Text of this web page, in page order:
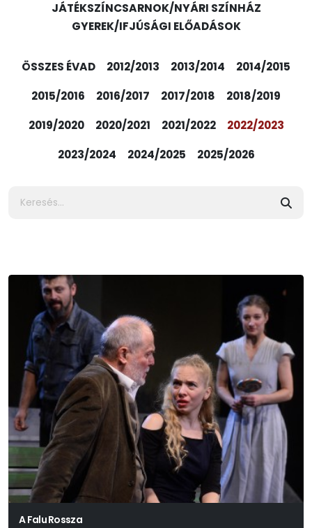
JÁTÉKSZÍNCSARNOK/NYÁRI SZÍNHÁZ
GYEREK/IFJÚSÁGI ELŐADÁSOK
ÖSSZES ÉVAD 2012/2013 2013/2014
2014/2015
2015/2016
2016/2017 2017/2018
2018/2019
2019/2020
2020/2021 2021/2022
2022/2023
2023/2024
2024/2025 2025/2026
A Falu Rossza